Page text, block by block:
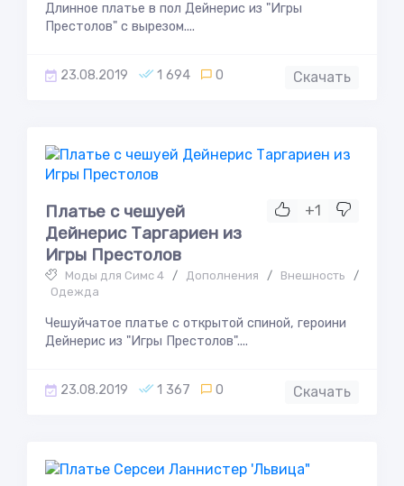
Длинное платье в пол Дейнерис из "Игры
Престолов" с вырезом....
23.08.2019 1 694 0 Скачать
+1
Платье с чешуей
Дейнерис Таргариен из
Игры Престолов
Моды для Симс 4 / Дополнения / Внешность
/
Одежда
Чешуйчатое платье с открытой спиной, героини
Дейнерис из "Игры Престолов"....
23.08.2019 1 367 0 Скачать